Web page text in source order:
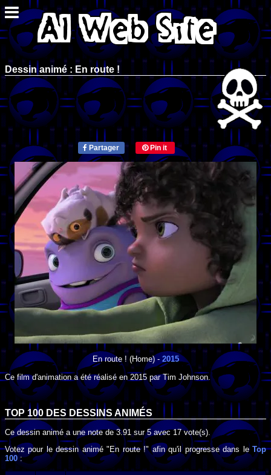
Dessin animé : En route !
Partager Pin it
En route ! (Home) - 2015
Ce film d'animation a été réalisé en 2015 parTim Johnson .
TOP 100 DES DESSINS ANIMÉS
Ce dessin animé a une note de3.91 sur5 avec17vote(s).
Votez pour le dessin animé "En route !" afin qu'il progresse dans le Top
100: